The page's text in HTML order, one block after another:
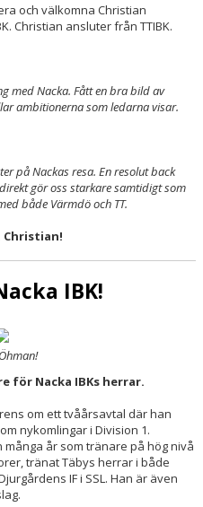
och välkomna Christian
Christian ansluter från TTIBK.
med Nacka. Fått en bra bild av
ambitionerna som ledarna visar.
på Nackas resa. En resolut back
gör oss starkare samtidigt som
både Värmdö och TT.
Christian!
IBK!
för Nacka IBKs herrar.
om ett tvåårsavtal där han
nykomlingar i Division 1.
år som tränare på hög nivå
tränat Täbys herrar i både
IF i SSL. Han är även